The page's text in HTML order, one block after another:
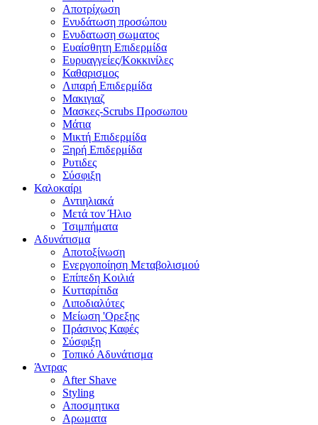
Αποτρίχωση
Ενυδάτωση προσώπου
Ενυδατωση σωματος
Ευαίσθητη Επιδερμίδα
Ευρυαγγείες/Κοκκινίλες
Καθαρισμος
Λιπαρή Επιδερμίδα
Μακιγιαζ
Μασκες-Scrubs Προσωπου
Μάτια
Μικτή Επιδερμίδα
Ξηρή Επιδερμίδα
Ρυτιδες
Σύσφιξη
Καλοκαίρι
Αντιηλιακά
Μετά τον Ήλιο
Τσιμπήματα
Αδυνάτισμα
Αποτοξίνωση
Ενεργοποίηση Μεταβολισμού
Επίπεδη Κοιλιά
Κυτταρίτιδα
Λιποδιαλύτες
Μείωση 'Ορεξης
Πράσινος Καφές
Σύσφιξη
Τοπικό Αδυνάτισμα
Άντρας
After Shave
Styling
Αποσμητικα
Αρωματα